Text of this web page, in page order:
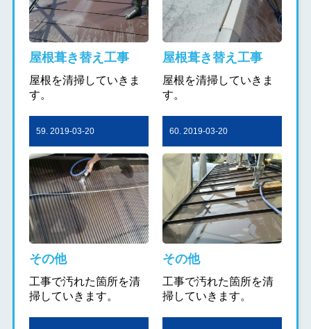
屋根葺き替え工事
屋根を清掃していきま
す。
屋根葺き替え工事
屋根を清掃していきま
す。
59. 2019-03-20
その他
工事で汚れた箇所を清
掃していきます。
60. 2019-03-20
その他
工事で汚れた箇所を清
掃していきます。